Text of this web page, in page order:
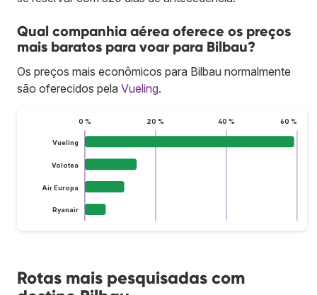
Qual companhia aérea oferece os preços
mais baratos para voar para Bilbau?
Os preços mais econômicos para Bilbau normalmente
são oferecidos pela Vueling.
0 % 20 % 40 % 60 %
Vueling
Volotea
Air Europa
Ryanair
Rotas mais pesquisadas com